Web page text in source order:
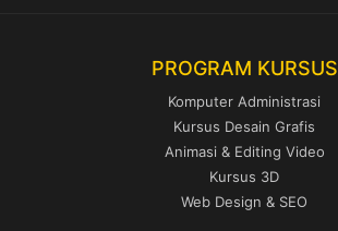
PROGRAM KURSUS
Komputer Administrasi
Kursus Desain Grafis
Animasi & Editing Video
Kursus 3D
Web Design & SEO